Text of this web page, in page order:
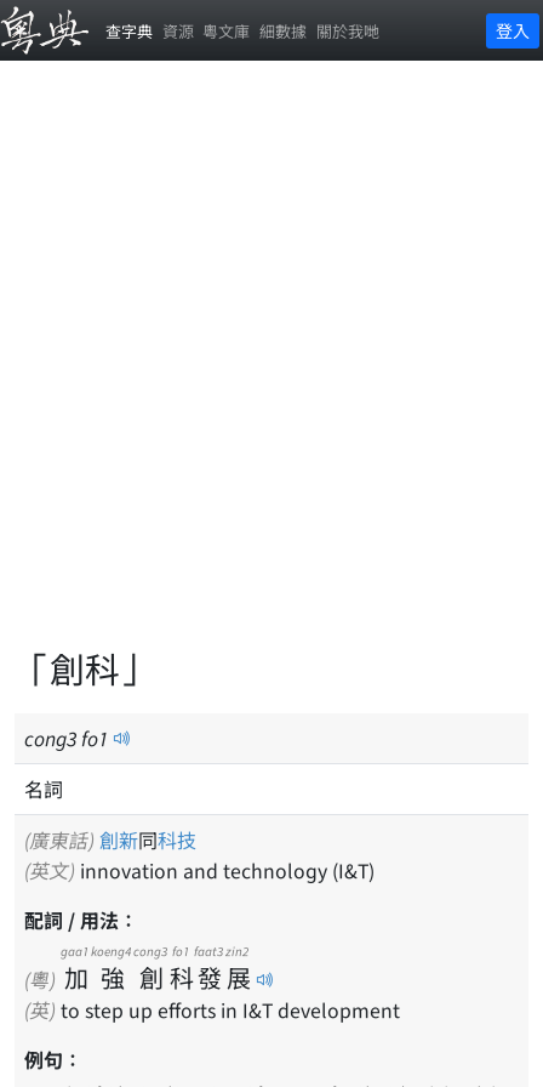
查字典 資源 粵文庫 細數據 關於我哋 登入
「創科」
cong3fo1
名詞
(廣東話) 創新同科技
(英文) innovation and technology (I&T)
配詞 / 用法：
(粵) 加
gaa1
強
koeng4
創
cong3
科
fo1
發
faat3
展
zin2
(英) to step up efforts in I&T development
例句：